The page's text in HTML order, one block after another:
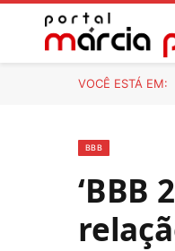
VOCÊ ESTÁ EM:
BBB
‘BBB